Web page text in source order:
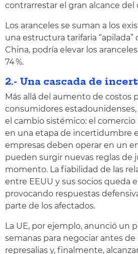
contrarrestar el gran alcance del
Los aranceles se suman a los
una estructura tarifaria “apilada”
China, podría elevar los
74 %.
2.- Una cascada de
Más allá del aumento de costos
consumidores
el cambio sistémico: el
en una etapa de incertidumbre
empresas deben operar en un
pueden surgir nuevas reglas de
momento. La fiabilidad de las
entre EEUU y sus socios queda
provocando respuestas
parte de los afectados.
La UE, por ejemplo, anunció un
semanas para negociar antes
represalias y, finalmente,